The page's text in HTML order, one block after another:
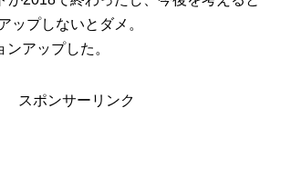
ップしないとダメ。
アップした。
スポンサーリンク